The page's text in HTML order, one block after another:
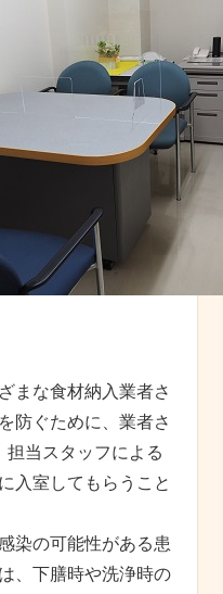
まな食材納入業者さ
防ぐために、業者さ
担当スタッフによる
入室してもらうこと
染の可能性がある患
、下膳時や洗浄時の